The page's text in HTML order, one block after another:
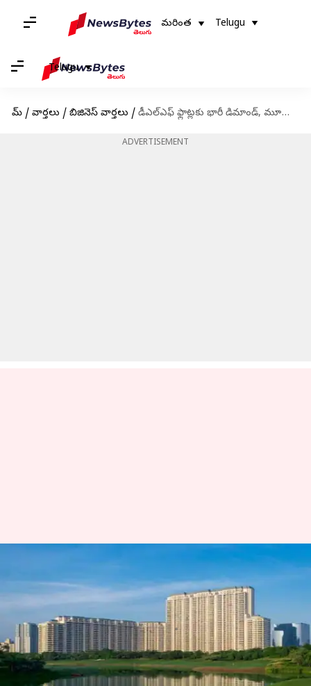
మరింత Telugu
Telugu
హోమ్ / వార్తలు / బిజినెస్ వార్తలు / డీఎల్ఎఫ్ ఫ్లాట్లకు భారీ డిమాండ్, మూడురోజుల్లో 8000కోట్ల ప్రాపర్టీ అమ్మకాలు
ADVERTISEMENT
డీఎల్ఎఫ్ ఫ్లాట్లకు భారీ డిమాండ్,
మూడురోజుల్లో 8000కోట్ల ప్రాపర్టీ
అమ్మకాలు
వ్రాసిన వారు Sriram Pranateja Mar 17, 2023 10:15 am
ఈ వార్తాకథనం ఏంటి